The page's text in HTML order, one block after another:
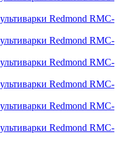
Redmond RMC-
Redmond RMC-
Redmond RMC-
Redmond RMC-
Redmond RMC-
Redmond RMC-